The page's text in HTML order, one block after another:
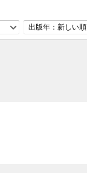
出版年：新しい順